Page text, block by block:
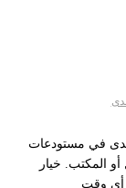
في مستودعات
المكتب. خيار